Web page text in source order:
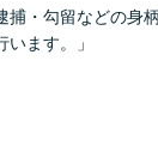
捕・勾留などの身
ます。」